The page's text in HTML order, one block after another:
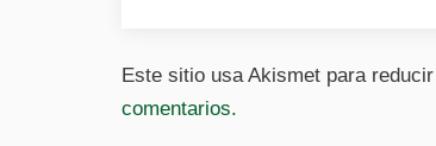
Este sitio usa Akismet para
comentarios.